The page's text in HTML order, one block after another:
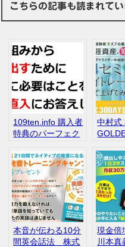
こちらの記事も読まれてい
109ten.info 購入者
特典のパーフェク
日間お試しライセ
ンス
中村式
義 バ
プシ
プロ
判 口
本音が伝わる10分
間英会話法 株式
現金倍
川本真